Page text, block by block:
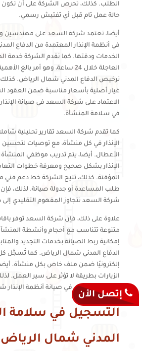
الطلب. كذلك، تحرص الشركة على أن
حالة عمل تام قبل أي تفتيش رسمي.
أيضا، تعتمد شركة السعد على
في أنظمة الإنذار المعتمدة من الدفاع
الخدمات ودقتها. كما تقدم الشركة خدمة
العاجلة خلال 24 ساعة، وهو أمر
ترخيص الدفاع المدني شمال الرياض.
غيار أصلية بأسعار مناسبة ضمن العقود
الاعتماد على شركة السعد في صيانة
في سلامة المنشأة.
كما تقدم شركة السعد تقارير تحليلية
الإنذار في كل منشأة، مع توصيات لتحسين
الأعطال. أيضا، يتم تدريب موظفي
الإنذار بشكل صحيح ومعرفة خطوات
المؤقتة. كذلك، تتيح الشركة خط دعم فني
طلب المساعدة أو جدولة صيانة. لذلك،
شركة السعد تتجاوز المفهوم التقليدي
علاوة على ذلك، فإن شركة السعد توفر
متنوعة تتناسب مع أحجام وأنشطة
إمكانية ربط الصيانة بخدمات التجديد
الدفاع المدني شمال الرياض. كما تُسجَّل كل
إلكترونيًا ضمن ملف خاص بكل منشأة.
الزيارات بطريقة لا تؤثر على سير العمل.
هي المرجع الأول في صيانة أنظمة الإنذار
التسجيل في سلامة
المدني شمال الرياض
إتصل الأن